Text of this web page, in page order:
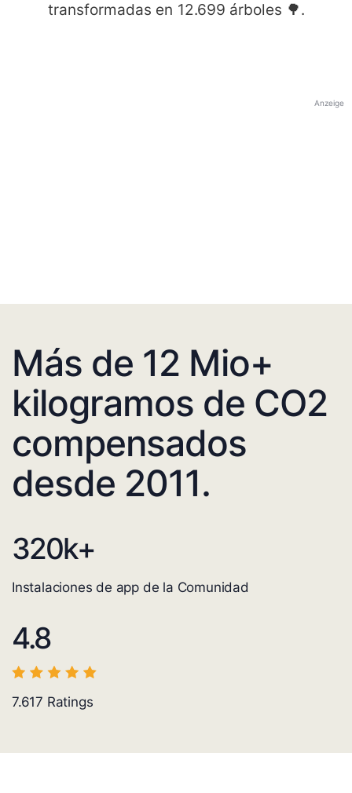
transformadas en 12.699 árboles 🌳.
Anzeige
Más de 12 Mio+
kilogramos de CO2
compensados
desde 2011.
320k+
Instalaciones de app de la Comunidad
4.8
7.617 Ratings